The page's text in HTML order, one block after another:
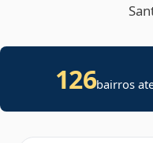
126bairros